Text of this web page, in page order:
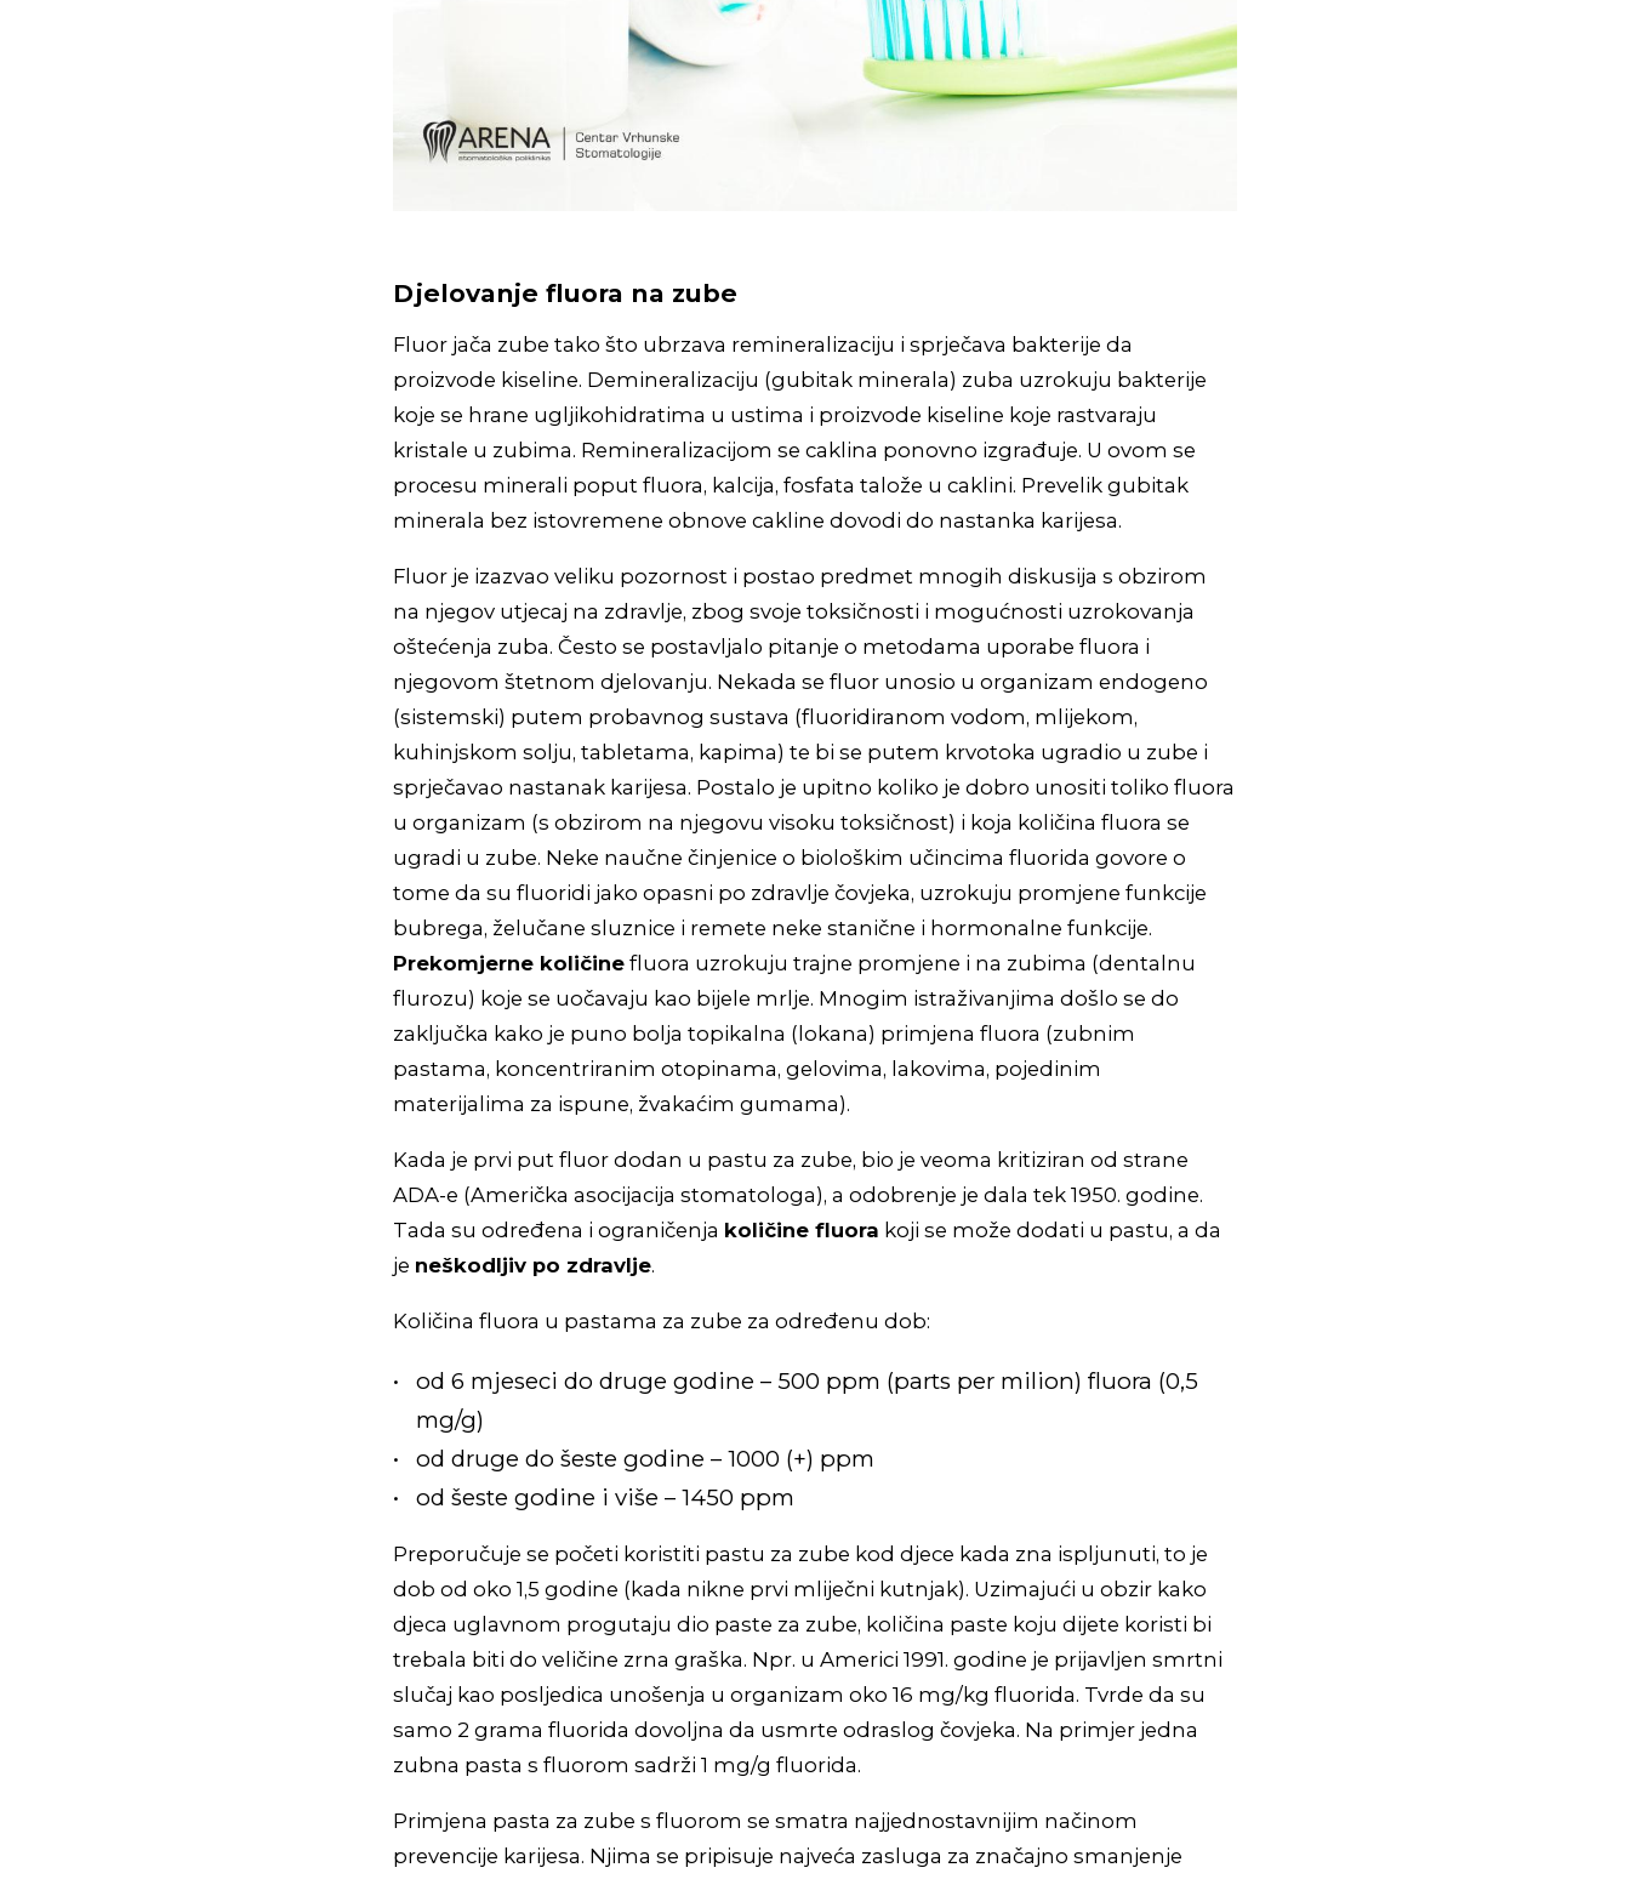
Djelovanje fluora na zube
Fluor jača zube tako što ubrzava remineralizaciju i sprječava bakterije da
proizvode kiseline. Demineralizaciju (gubitak minerala) zuba uzrokuju bakterije
koje se hrane ugljikohidratima u ustima i proizvode kiseline koje rastvaraju
kristale u zubima. Remineralizacijom se caklina ponovno izgrađuje. U ovom se
procesu minerali poput fluora, kalcija, fosfata talože u caklini. Prevelik gubitak
minerala bez istovremene obnove cakline dovodi do nastanka karijesa.
Fluor je izazvao veliku pozornost i postao predmet mnogih diskusija s obzirom
na njegov utjecaj na zdravlje, zbog svoje toksičnosti i mogućnosti uzrokovanja
oštećenja zuba. Često se postavljalo pitanje o metodama uporabe fluora i
njegovom štetnom djelovanju. Nekada se fluor unosio u organizam endogeno
(sistemski) putem probavnog sustava (fluoridiranom vodom, mlijekom,
kuhinjskom solju, tabletama, kapima) te bi se putem krvotoka ugradio u zube i
sprječavao nastanak karijesa. Postalo je upitno koliko je dobro unositi toliko fluora
u organizam (s obzirom na njegovu visoku toksičnost) i koja količina fluora se
ugradi u zube. Neke naučne činjenice o biološkim učincima fluorida govore o
tome da su fluoridi jako opasni po zdravlje čovjeka, uzrokuju promjene funkcije
bubrega, želučane sluznice i remete neke stanične i hormonalne funkcije.
Prekomjerne količine fluora uzrokuju trajne promjene i na zubima (dentalnu
flurozu) koje se uočavaju kao bijele mrlje. Mnogim istraživanjima došlo se do
zaključka kako je puno bolja topikalna (lokana) primjena fluora (zubnim
pastama, koncentriranim otopinama, gelovima, lakovima, pojedinim
materijalima za ispune, žvakaćim gumama).
Kada je prvi put fluor dodan u pastu za zube, bio je veoma kritiziran od strane
ADA-e (Američka asocijacija stomatologa), a odobrenje je dala tek 1950. godine.
Tada su određena i ograničenja količine fluora koji se može dodati u pastu, a da
je neškodljiv po zdravlje.
Količina fluora u pastama za zube za određenu dob:
od 6 mjeseci do druge godine – 500 ppm (parts per milion) fluora (0,5
mg/g)
od druge do šeste godine – 1000 (+) ppm
od šeste godine i više – 1450 ppm
Preporučuje se početi koristiti pastu za zube kod djece kada zna ispljunuti, to je
dob od oko 1,5 godine (kada nikne prvi mliječni kutnjak). Uzimajući u obzir kako
djeca uglavnom progutaju dio paste za zube, količina paste koju dijete koristi bi
trebala biti do veličine zrna graška. Npr. u Americi 1991. godine je prijavljen smrtni
slučaj kao posljedica unošenja u organizam oko 16 mg/kg fluorida. Tvrde da su
samo 2 grama fluorida dovoljna da usmrte odraslog čovjeka. Na primjer jedna
zubna pasta s fluorom sadrži 1 mg/g fluorida.
Primjena pasta za zube s fluorom se smatra najjednostavnijim načinom
prevencije karijesa. Njima se pripisuje najveća zasluga za značajno smanjenje